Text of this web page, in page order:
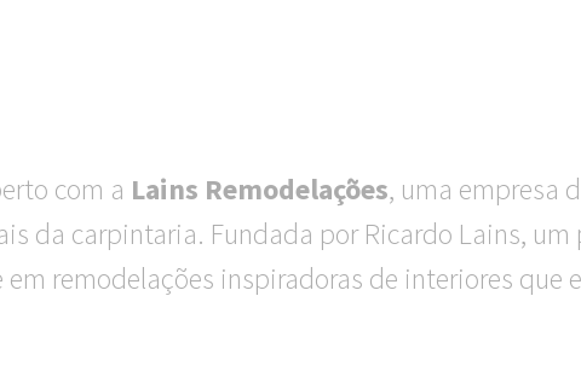
com a Lains Remodelações, uma empresa
da carpintaria. Fundada por Ricardo Lains,
remodelações inspiradoras de interiores